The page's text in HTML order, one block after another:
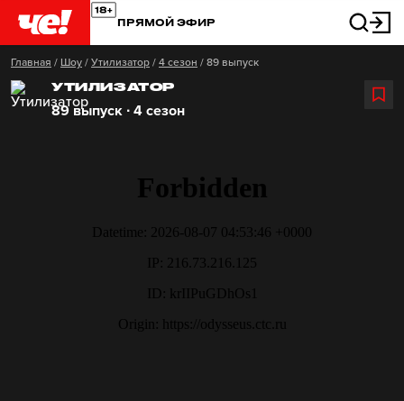
ПРЯМОЙ ЭФИР
Главная / Шоу / Утилизатор / 4 сезон / 89 выпуск
УТИЛИЗАТОР
89 выпуск ∙ 4 сезон